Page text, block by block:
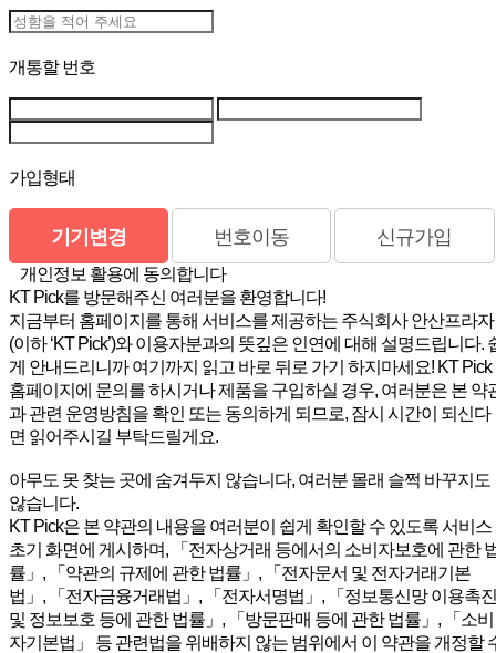
개통할 번호
가입형태
기기변경 번호이동 신규가입
개인정보 활용에 동의합니다
KT Pick를 방문해주신 여러분을 환영합니다!
지금부터 홈페이지를 통해 서비스를 제공하는 주식회사 안산프라자
(이하 ‘KT Pick’)와 이용자분과의 뜻깊은 인연에 대해 설명드립니다.
게 안내드리니까 여기까지 읽고 바로 뒤로 가기 하지마세요! KT Pick
홈페이지에 문의를 하시거나 제품을 구입하실 경우, 여러분은 본 약
과 관련 운영방침을 확인 또는 동의하게 되므로, 잠시 시간이 되신다
면 읽어주시길 부탁드릴게요.
아무도 못 찾는 곳에 숨겨두지 않습니다, 여러분 몰래 슬쩍 바꾸지도
않습니다.
KT Pick은 본 약관의 내용을 여러분이 쉽게 확인할 수 있도록 서비스
초기 화면에 게시하며, 「전자상거래 등에서의 소비자보호에 관한
률」, 「약관의 규제에 관한 법률」, 「전자문서 및 전자거래기본
법」, 「전자금융거래법」, 「전자서명법」, 「정보통신망 이용촉진
및 정보보호 등에 관한 법률」, 「방문판매 등에 관한 법률」, 「소비
자기본법」 등 관련법을 위배하지 않는 범위에서 이 약관을 개정할